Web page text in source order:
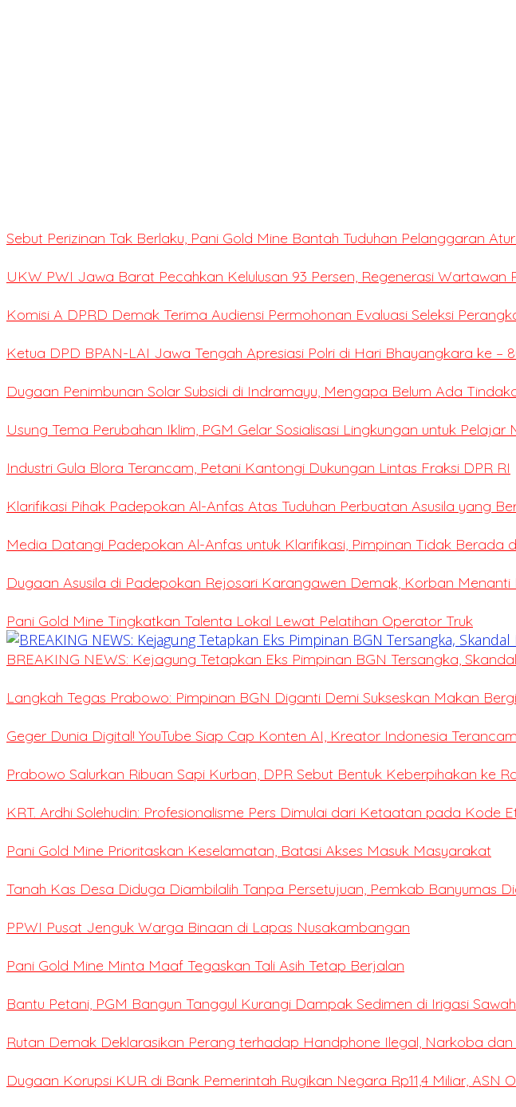
Sebut Perizinan Tak Berlaku, Pani Gold Mine Bantah Tuduhan Pelanggaran
UKW PWI Jawa Barat Pecahkan Kelulusan 93 Persen, Regenerasi Wartawan
Komisi A DPRD Demak Terima Audiensi Permohonan Evaluasi Seleksi
Ketua DPD BPAN-LAI Jawa Tengah Apresiasi Polri di Hari Bhayangkara ke –
Dugaan Penimbunan Solar Subsidi di Indramayu, Mengapa Belum Ada
Usung Tema Perubahan Iklim, PGM Gelar Sosialisasi Lingkungan untuk Pelajar
Industri Gula Blora Terancam, Petani Kantongi Dukungan Lintas Fraksi DPR RI
Klarifikasi Pihak Padepokan Al-Anfas Atas Tuduhan Perbuatan Asusila yang
Media Datangi Padepokan Al-Anfas untuk Klarifikasi, Pimpinan Tidak Berada
Dugaan Asusila di Padepokan Rejosari Karangawen Demak, Korban Menanti
Pani Gold Mine Tingkatkan Talenta Lokal Lewat Pelatihan Operator Truk
BREAKING NEWS: Kejagung Tetapkan Eks Pimpinan BGN Tersangka,
Langkah Tegas Prabowo: Pimpinan BGN Diganti Demi Sukseskan Makan
Geger Dunia Digital! YouTube Siap Cap Konten AI, Kreator Indonesia
Prabowo Salurkan Ribuan Sapi Kurban, DPR Sebut Bentuk Keberpihakan ke
KRT. Ardhi Solehudin: Profesionalisme Pers Dimulai dari Ketaatan pada Kode
Pani Gold Mine Prioritaskan Keselamatan, Batasi Akses Masuk Masyarakat
Tanah Kas Desa Diduga Diambilalih Tanpa Persetujuan, Pemkab Banyumas
PPWI Pusat Jenguk Warga Binaan di Lapas Nusakambangan
Pani Gold Mine Minta Maaf Tegaskan Tali Asih Tetap Berjalan
Bantu Petani, PGM Bangun Tanggul Kurangi Dampak Sedimen di Irigasi Sawah
Rutan Demak Deklarasikan Perang terhadap Handphone Ilegal, Narkoba dan
Dugaan Korupsi KUR di Bank Pemerintah Rugikan Negara Rp11,4 Miliar, ASN